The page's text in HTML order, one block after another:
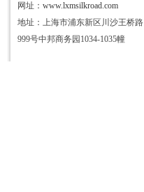
网址： www.lxmsilkroad.com
地址：上海市浦东新区川沙王桥路
999号中邦商务园1034-1035幢